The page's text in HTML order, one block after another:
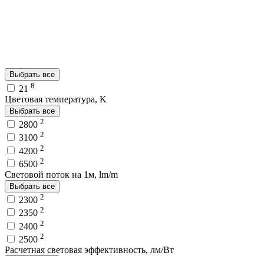
Выбрать все
21 8
Цветовая температура, K
Выбрать все
2800 2
3100 2
4200 2
6500 2
Световой поток на 1м, lm/m
Выбрать все
2300 2
2350 2
2400 2
2500 2
Расчетная световая эффективность, лм/Вт